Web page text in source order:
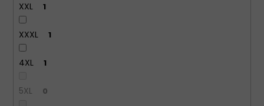
XXL 1
XXXL 1
4XL 1
5XL 0